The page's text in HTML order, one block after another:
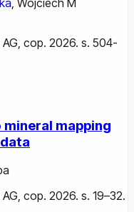
cop. 2026. s. 504-
mapping
cop. 2026. s. 19–32.